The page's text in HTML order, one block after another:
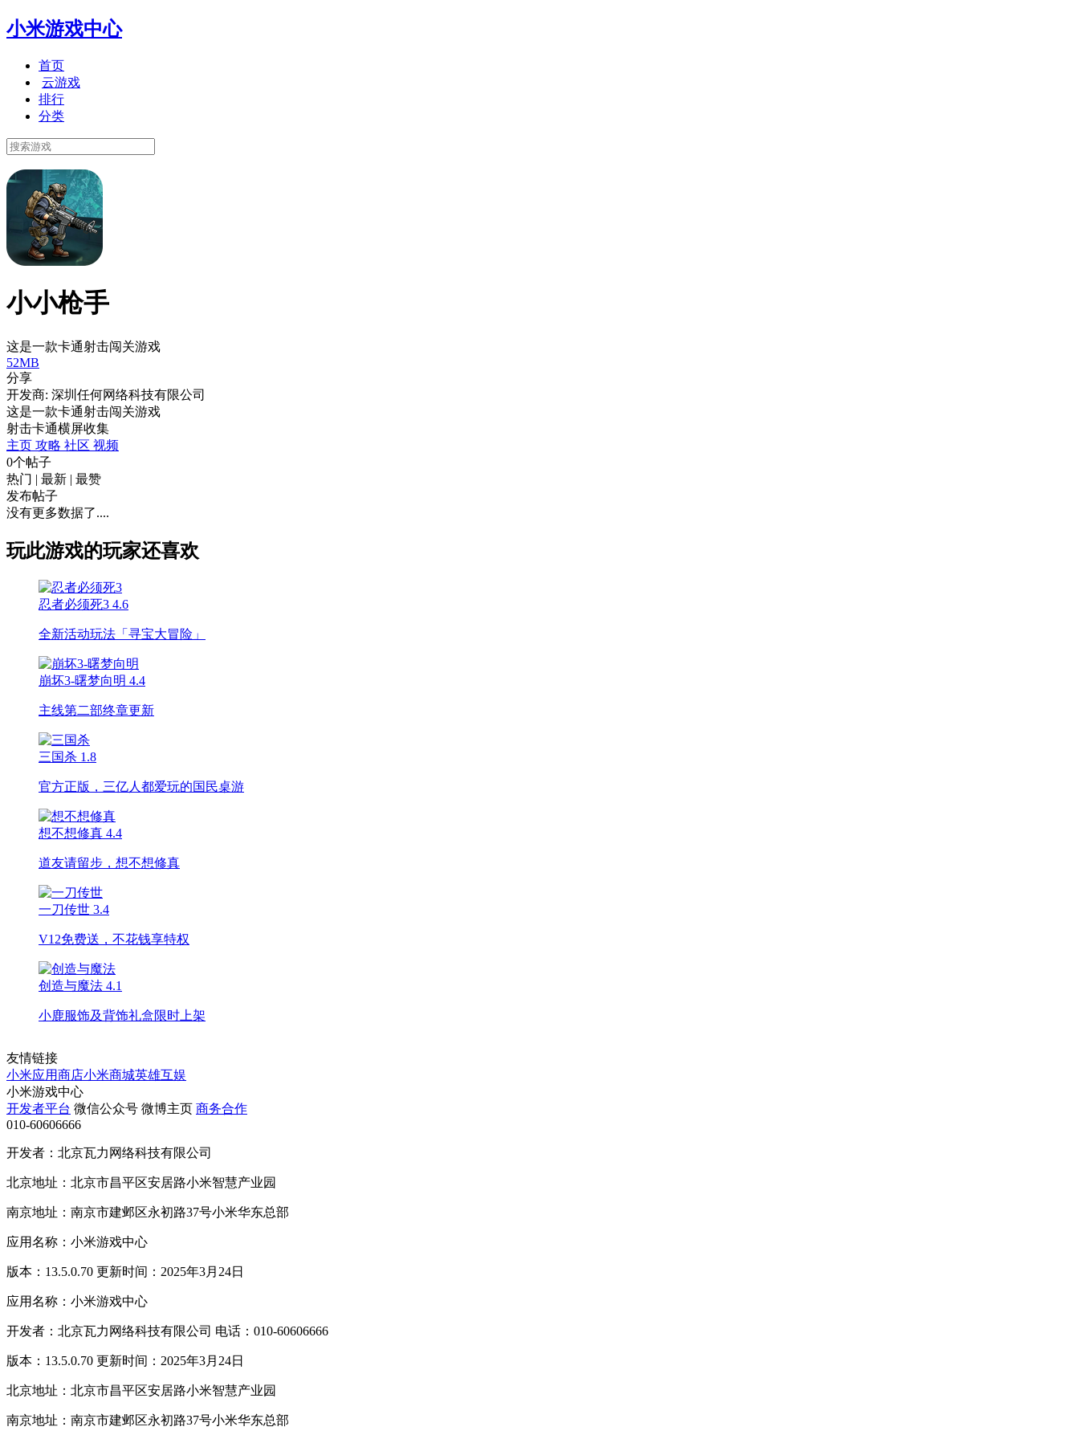
小米游戏中心
首页
云游戏
排行
分类
小小枪手
这是一款卡通射击闯关游戏
52MB
分享
开发商: 深圳任何网络科技有限公司
这是一款卡通射击闯关游戏
射击卡通横屏收集
主页 攻略 社区 视频
0个帖子
热门 | 最新 | 最赞
发布帖子
没有更多数据了....
玩此游戏的玩家还喜欢
忍者必须死3 4.6
全新活动玩法「寻宝大冒险」
崩坏3-曙梦向明 4.4
主线第二部终章更新
三国杀 1.8
官方正版，三亿人都爱玩的国民桌游
想不想修真 4.4
道友请留步，想不想修真
一刀传世 3.4
V12免费送，不花钱享特权
创造与魔法 4.1
小鹿服饰及背饰礼盒限时上架
友情链接
小米应用商店小米商城英雄互娱
小米游戏中心
开发者平台 微信公众号 微博主页 商务合作
010-60606666
开发者：北京瓦力网络科技有限公司
北京地址：北京市昌平区安居路小米智慧产业园
南京地址：南京市建邺区永初路37号小米华东总部
应用名称：小米游戏中心
版本：13.5.0.70 更新时间：2025年3月24日
应用名称：小米游戏中心
开发者：北京瓦力网络科技有限公司 电话：010-60606666
版本：13.5.0.70 更新时间：2025年3月24日
北京地址：北京市昌平区安居路小米智慧产业园
南京地址：南京市建邺区永初路37号小米华东总部